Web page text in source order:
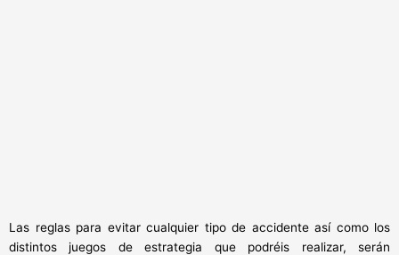
Las reglas para evitar cualquier tipo de accidente así como los
distintos juegos de estrategia que podréis realizar, serán